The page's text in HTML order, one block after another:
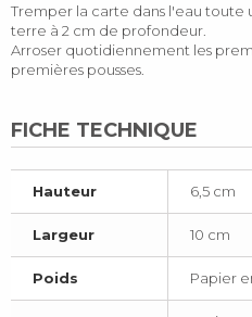
Tremper la carte dans l'eau toute
terre à 2 cm de profondeur.
Arroser quotidiennement les
premières pousses.
FICHE TECHNIQUE
Hauteur 6,5 cm
Largeur 10 cm
Poids Papier